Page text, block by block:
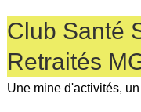
to
content
Club Santé
Retraités
Une mine d'activités,